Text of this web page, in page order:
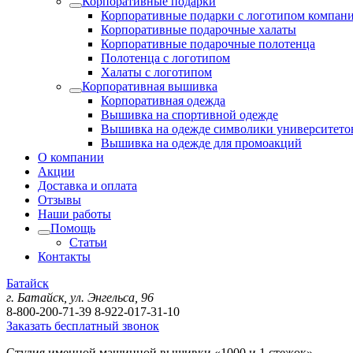
Корпоративные подарки с логотипом
Корпоративные подарочные халаты
Корпоративные подарочные полотенца
Полотенца с логотипом
Халаты с логотипом
Корпоративная вышивка
Корпоративная одежда
Вышивка на спортивной одежде
Вышивка на одежде символики
Вышивка на одежде для промоакций
О компании
Акции
Доставка и оплата
Отзывы
Наши работы
Помощь
Статьи
Контакты
Батайск
г. Батайск, ул. Энгельса, 96
8-800-200-71-39 8-922-017-31-10
Заказать бесплатный звонок